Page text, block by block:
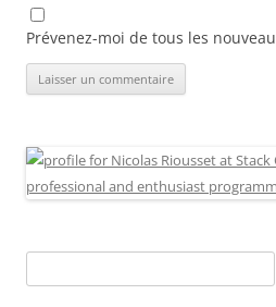
Prévenez-moi de tous les